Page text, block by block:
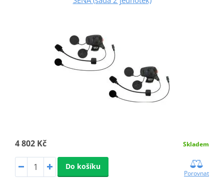
4 802 Kč Skladem
Do košíku
Porovnat